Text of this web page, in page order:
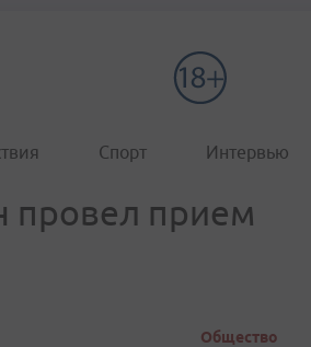
Спорт Интервью
провел прием
Общество